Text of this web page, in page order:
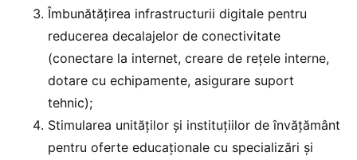
Îmbunătățirea infrastructurii digitale pentru
reducerea decalajelor de conectivitate
(conectare la internet, creare de rețele interne,
dotare cu echipamente, asigurare suport
tehnic);
Stimularea unităților și instituțiilor de învățământ
pentru oferte educaționale cu specializări și